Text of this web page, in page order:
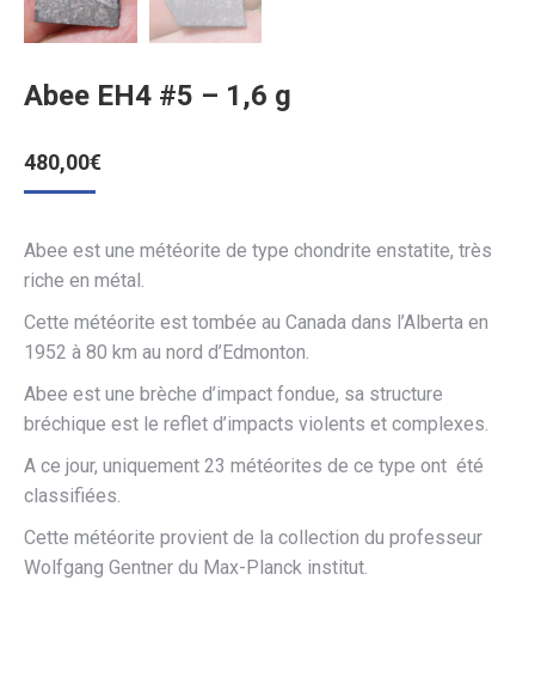
Abee EH4 #5 – 1,6 g
480,00€
Abee est une météorite de type chondrite enstatite, très
riche en métal.
Cette météorite est tombée au Canada dans l’Alberta en
1952 à 80 km au nord d’Edmonton.
Abee est une brèche d’impact fondue, sa structure
bréchique est le reflet d’impacts violents et complexes.
A ce jour, uniquement 23 météorites de ce type ont été
classifiées.
Cette météorite provient de la collection du professeur
Wolfgang Gentner du Max-Planck institut.